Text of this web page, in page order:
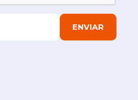
ENVIAR